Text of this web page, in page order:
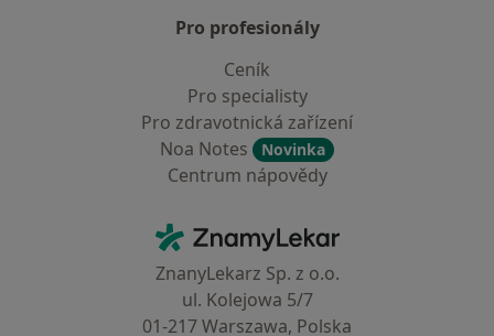
Pro profesionály
Ceník
Pro specialisty
Pro zdravotnická zařízení
Noa Notes
Novinka
Centrum nápovědy
ZnamyLekar - Hlavní stránka
ZnanyLekarz Sp. z o.o.
ul. Kolejowa 5/7
01-217 Warszawa, Polska